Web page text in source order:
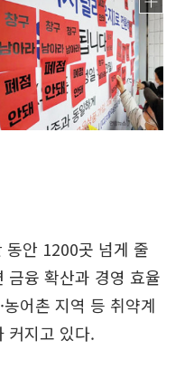
동안 1200곳 넘게 줄
금융 확산과 경영 효율
어촌 지역 등 취약계
커지고 있다.